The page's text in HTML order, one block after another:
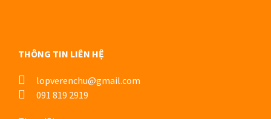
THÔNG TIN LIÊN HỆ
lopverenchu@gmail.com
091 819 2919